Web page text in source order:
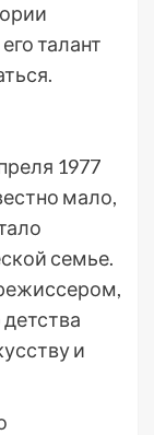
талант
1977
мало,
семье.
и